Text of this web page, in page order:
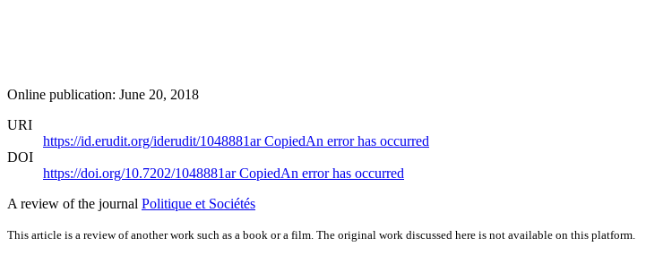
Online publication: June 20, 2018
URI
https://id.erudit.org/iderudit/1048881arCopiedAn error has occurred
DOI
https://doi.org/10.7202/1048881arCopiedAn error has occurred
A review of the journal Politique et Sociétés
This article is a review of another work such as a book or a film. The original work discussed here is not available on this platform.